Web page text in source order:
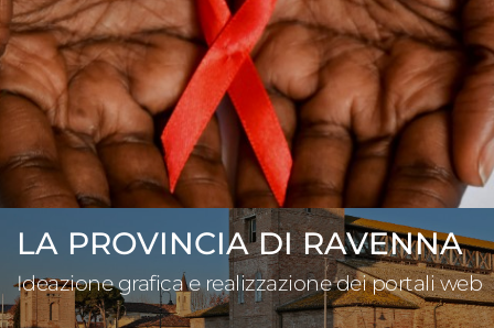
LA PROVINCIA DI RAVENNA
Ideazione grafica e realizzazione dei portali web